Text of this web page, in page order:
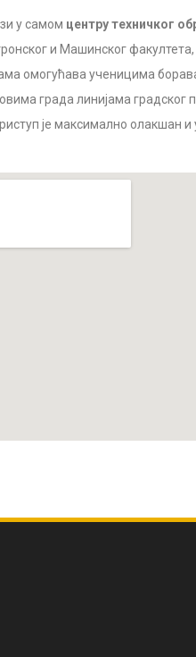
у самом центру техничког
и Машинског
омогућава ученицима
града линијама градског
је максимално олакшан